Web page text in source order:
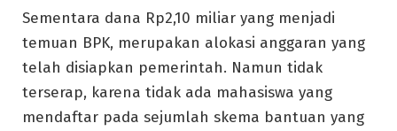
Sementara dana Rp2,10 miliar yang menjadi
temuan BPK, merupakan alokasi anggaran yang
telah disiapkan pemerintah. Namun tidak
terserap, karena tidak ada mahasiswa yang
mendaftar pada sejumlah skema bantuan yang